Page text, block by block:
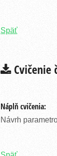
Späť
Cvičenie
Náplň cvičenia:
Návrh